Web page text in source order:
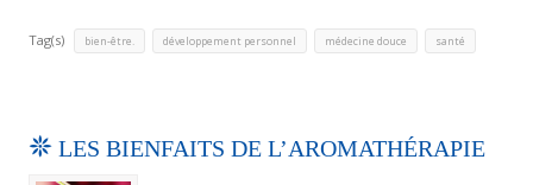
Tag(s) bien-être. développement personnel médecine douce santé
LES BIENFAITS DE L’AROMATHÉRAPIE